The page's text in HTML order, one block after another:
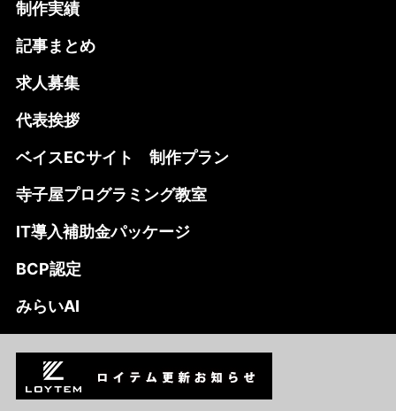
制作実績
記事まとめ
求人募集
代表挨拶
ベイスECサイト 制作プラン
寺子屋プログラミング教室
IT導入補助金パッケージ
BCP認定
みらいAI